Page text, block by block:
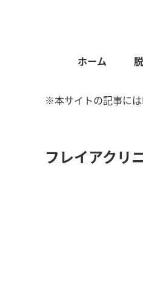
ホーム
※本サイトの記事には
フレイアクリ